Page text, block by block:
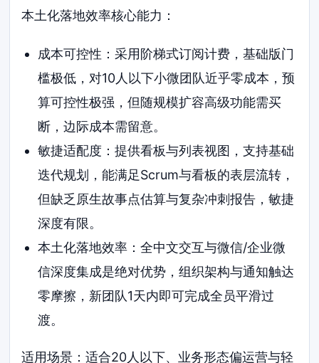
本土化落地效率核心能力：
成本可控性：采用阶梯式订阅计费，基础版门
槛极低，对10人以下小微团队近乎零成本，预
算可控性极强，但随规模扩容高级功能需买
断，边际成本需留意。
敏捷适配度：提供看板与列表视图，支持基础
迭代规划，能满足Scrum与看板的表层流转，
但缺乏原生故事点估算与复杂冲刺报告，敏捷
深度有限。
本土化落地效率：全中文交互与微信/企业微
信深度集成是绝对优势，组织架构与通知触达
零摩擦，新团队1天内即可完成全员平滑过
渡。
适用场景：适合20人以下、业务形态偏运营与轻